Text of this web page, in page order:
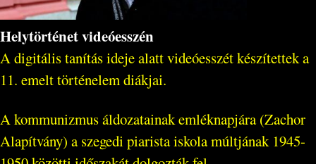
Helytörténet videóesszén
A digitális tanítás ideje alatt videóesszét készítettek a
11. emelt történelem diákjai.
A kommunizmus áldozatainak emléknapjára (Zachor
Alapítvány) a szegedi piarista iskola múltjának 1945-